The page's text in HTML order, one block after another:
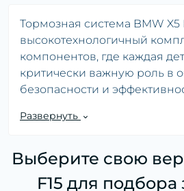
Тормозная система BMW X5
высокотехнологичный
компонентов, где каждая
критически важную роль в
безопасности и
собраны элементы, которые
но именно они
работу всего механизма.
направляющих суппорта,
Развернуть
Выберите свою
F15 для подбора